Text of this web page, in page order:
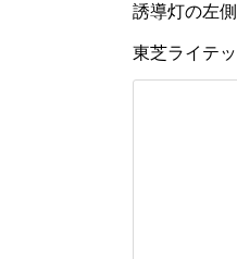
誘導灯の左
東芝ライテ